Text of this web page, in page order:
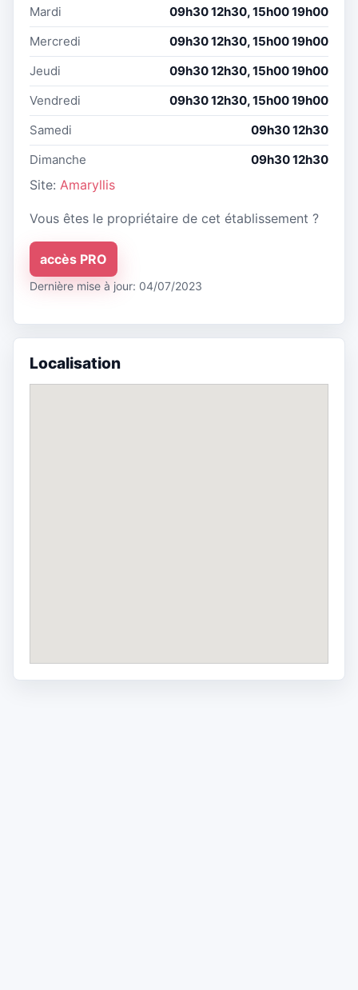
Mardi
09h30 12h30, 15h00 19h00
Mercredi
09h30 12h30, 15h00 19h00
Jeudi
09h30 12h30, 15h00 19h00
Vendredi
09h30 12h30, 15h00 19h00
Samedi
09h30 12h30
Dimanche
09h30 12h30
Site: Amaryllis
Vous êtes le propriétaire de cet établissement ?
accès PRO
Dernière mise à jour: 04/07/2023
Localisation